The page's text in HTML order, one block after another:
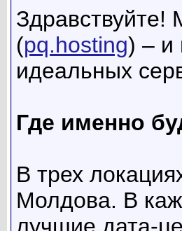
(pq.hosting) – и
идеальных
Где именно
В трех
Молдова. В